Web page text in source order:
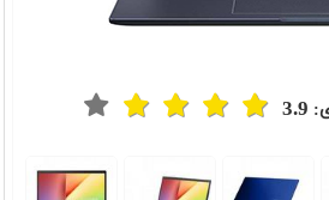
3.9